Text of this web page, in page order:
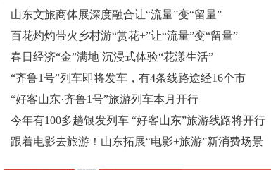
山东文旅商体展深度融合让“流量”变“留量”
百花灼灼带火乡村游“赏花+”让“流量”变“留量”
春日经济“金”满地 沉浸式体验“花漾生活”
“齐鲁1号”列车即将发车，有4条线路途经16个市
“好客山东·齐鲁1号”旅游列车本月开行
今年有100多趟银发列车 “好客山东”旅游线路将开行
跟着电影去旅游！山东拓展“电影+旅游”新消费场景